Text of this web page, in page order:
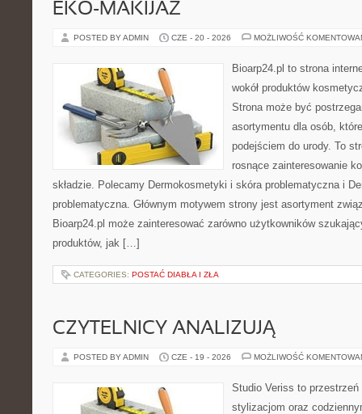
EKO-MAKIJAŻ
POSTED BY ADMIN CZE - 20 - 2026 MOŻLIWOŚĆ
Bioarp24.pl to strona
wokół produktów
Strona może być
asortymentu dla osób,
podejściem do urody. To
rosnące zainteresowanie
składzie. Polecamy Dermokosmetyki i skóra problematyczna i
problematyczna. Głównym motywem strony jest asortyment
Bioarp24.pl może zainteresować zarówno użytkowników
produktów, jak […]
CATEGORIES: POSTAĆ DIABŁA I ZŁA
CZYTELNICY ANALIZUJĄ
POSTED BY ADMIN CZE - 19 - 2026 MOŻLIWOŚĆ
Studio Veriss to
stylizacjom oraz